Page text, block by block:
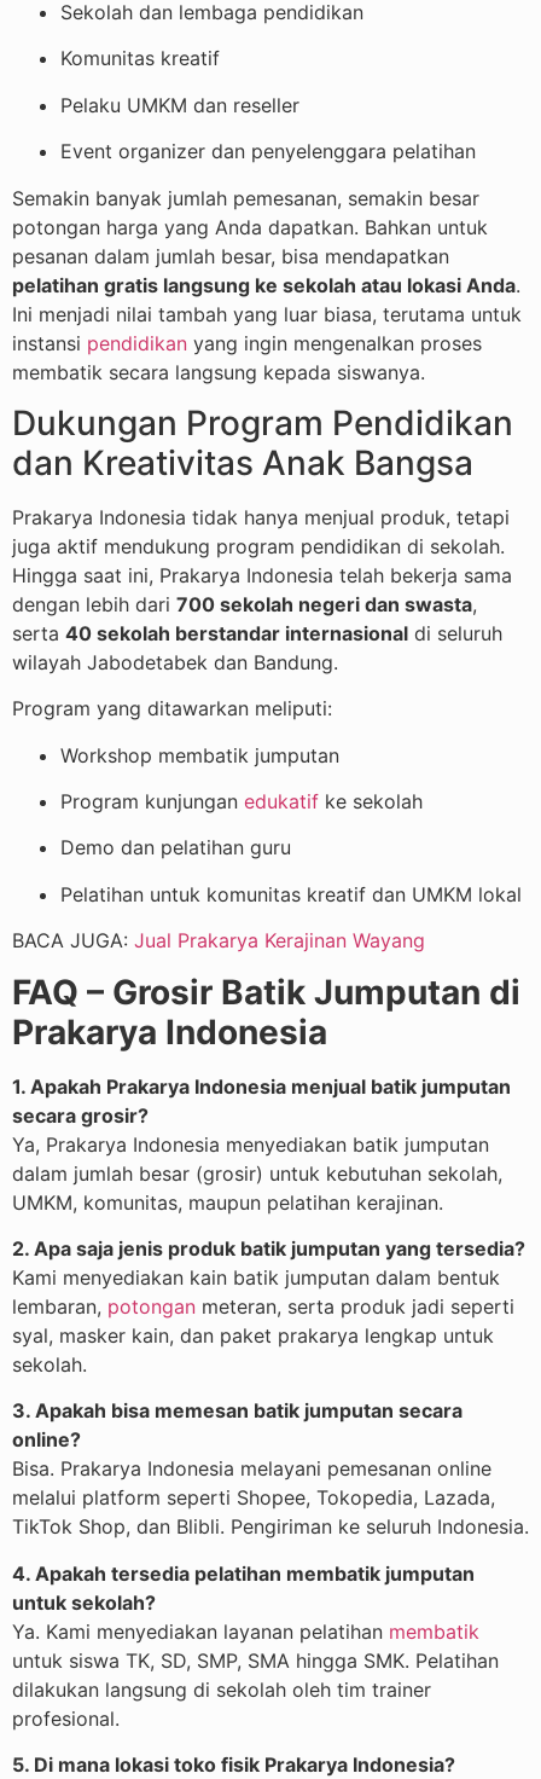
Sekolah dan lembaga pendidikan
Komunitas kreatif
Pelaku UMKM dan reseller
Event organizer dan penyelenggara pelatihan
Semakin banyak jumlah pemesanan, semakin besar
potongan harga yang Anda dapatkan. Bahkan untuk
pesanan dalam jumlah besar, bisa mendapatkan
pelatihan gratis langsung ke sekolah atau lokasi Anda.
Ini menjadi nilai tambah yang luar biasa, terutama untuk
instansi pendidikan yang ingin mengenalkan proses
membatik secara langsung kepada siswanya.
Dukungan Program Pendidikan
dan Kreativitas Anak Bangsa
Prakarya Indonesia tidak hanya menjual produk, tetapi
juga aktif mendukung program pendidikan di sekolah.
Hingga saat ini, Prakarya Indonesia telah bekerja sama
dengan lebih dari 700 sekolah negeri dan swasta,
serta 40 sekolah berstandar internasional di seluruh
wilayah Jabodetabek dan Bandung.
Program yang ditawarkan meliputi:
Workshop membatik jumputan
Program kunjungan edukatif ke sekolah
Demo dan pelatihan guru
Pelatihan untuk komunitas kreatif dan UMKM lokal
BACA JUGA: Jual Prakarya Kerajinan Wayang
FAQ – Grosir Batik Jumputan di
Prakarya Indonesia
1. Apakah Prakarya Indonesia menjual batik jumputan
secara grosir?
Ya, Prakarya Indonesia menyediakan batik jumputan
dalam jumlah besar (grosir) untuk kebutuhan sekolah,
UMKM, komunitas, maupun pelatihan kerajinan.
2. Apa saja jenis produk batik jumputan yang tersedia?
Kami menyediakan kain batik jumputan dalam bentuk
lembaran, potongan meteran, serta produk jadi seperti
syal, masker kain, dan paket prakarya lengkap untuk
sekolah.
3. Apakah bisa memesan batik jumputan secara
online?
Bisa. Prakarya Indonesia melayani pemesanan online
melalui platform seperti Shopee, Tokopedia, Lazada,
TikTok Shop, dan Blibli. Pengiriman ke seluruh Indonesia.
4. Apakah tersedia pelatihan membatik jumputan
untuk sekolah?
Ya. Kami menyediakan layanan pelatihan membatik
untuk siswa TK, SD, SMP, SMA hingga SMK. Pelatihan
dilakukan langsung di sekolah oleh tim trainer
profesional.
5. Di mana lokasi toko fisik Prakarya Indonesia?